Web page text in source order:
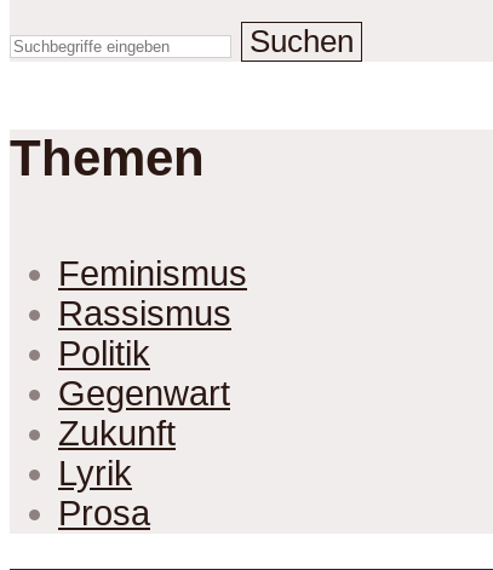
Suchen
Themen
Feminismus
Rassismus
Politik
Gegenwart
Zukunft
Lyrik
Prosa